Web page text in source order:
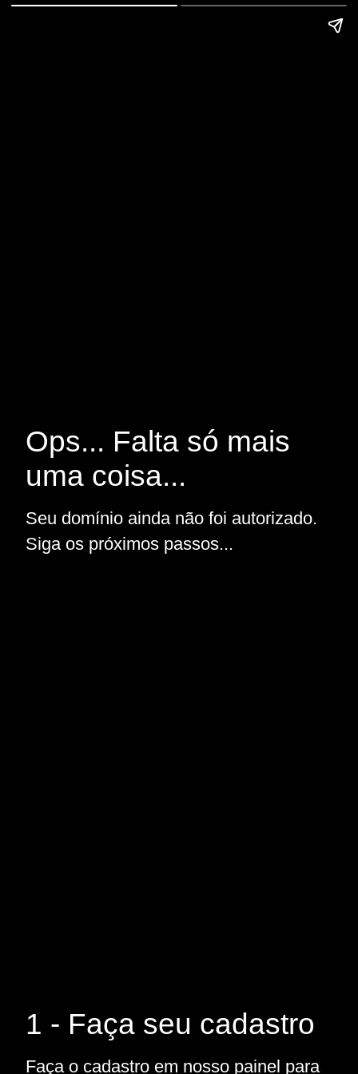
Ops... Falta só mais
uma coisa...
Seu domínio ainda não foi autorizado.
Siga os próximos passos...
1 - Faça seu cadastro
Faça o cadastro em nosso painel para